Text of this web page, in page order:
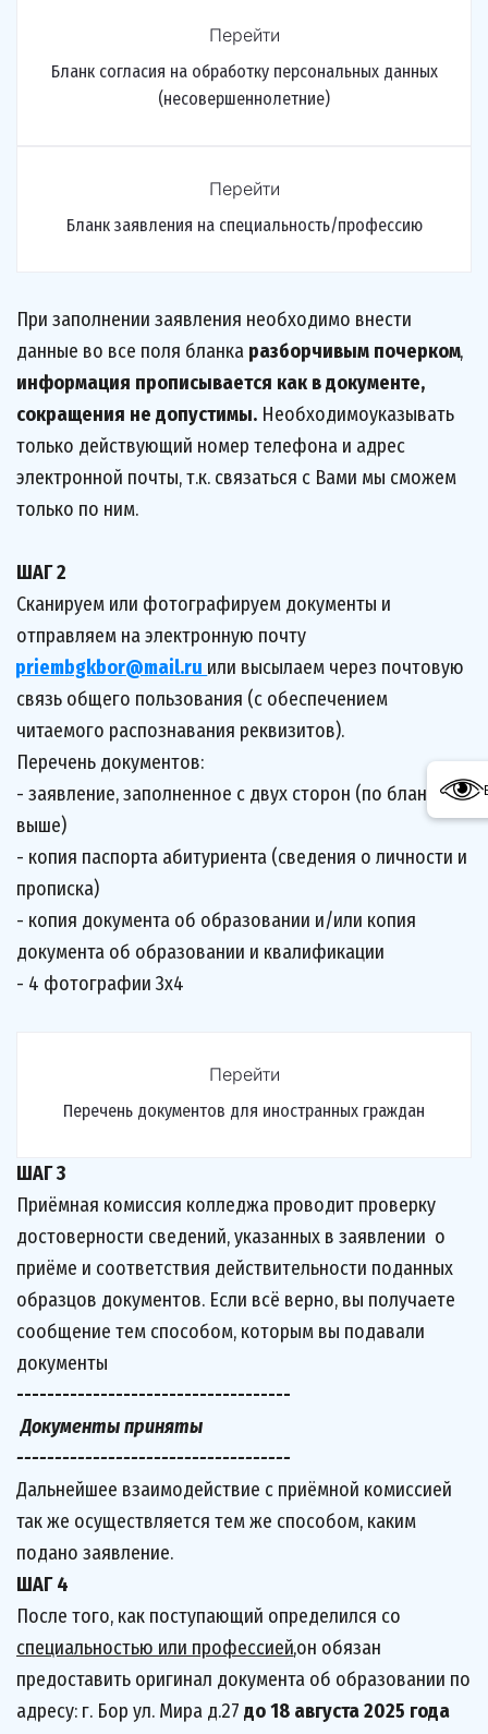
Перейти
Бланк согласия на обработку персональных данных
(несовершеннолетние)
Перейти
Бланк заявления на специальность/профессию
При заполнении заявления необходимо внести
данные во все поля бланка разборчивым почерком
информация прописывается как в документе,
сокращения не допустимы. Необходимоуказывать
только действующий номер телефона и адрес
электронной почты, т.к. связаться с Вами мы сможем
только по ним.
ШАГ 2
Сканируем или фотографируем документы и
priembgkbor@mail.ru или высылаем через почтовую
связь общего пользования (с обеспечением
читаемого распознавания реквизитов).
Перечень документов:
- заявление, заполненное с двух сторон (по бланку
выше)
- копия паспорта абитуриента (сведения о личности и
прописка)
- копия документа об образовании и/или копия
документа об образовании и квалификации
- 4 фотографии 3х4
Перейти
Перечень документов для иностранных граждан
ШАГ 3
Приёмная комиссия колледжа проводит проверку
достоверности сведений, указанных в заявлении  о
приёме и соответствия действительности поданных
образцов документов. Если всё верно, вы получаете
сообщение тем способом, которым вы подавали
документы
------------------------------------
Документы приняты
------------------------------------
Дальнейшее взаимодействие с приёмной комиссией
так же осуществляется тем же способом, каким
подано заявление.
ШАГ 4
специальностью или профессией,он обязан
предоставить оригинал документа об образовании по
адресу: г. Бор ул. Мира д.27 до 18 августа 2025 года